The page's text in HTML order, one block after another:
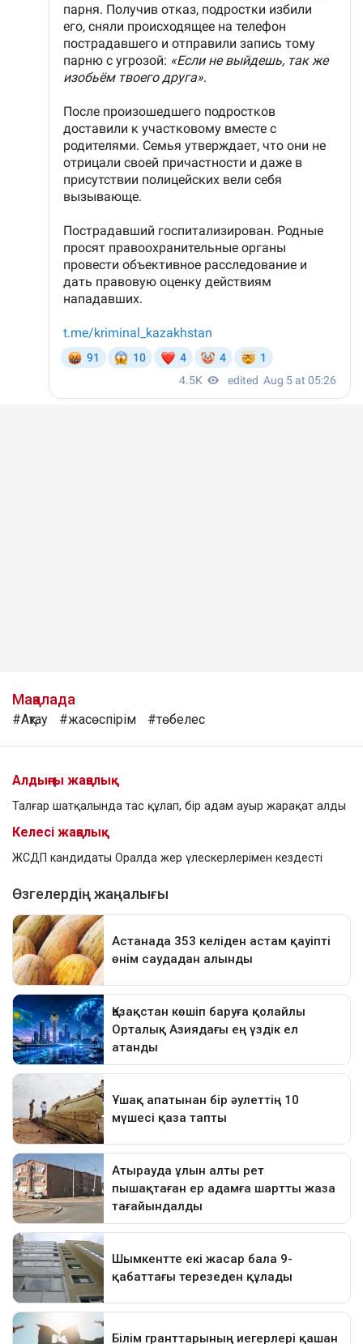
Мақалада
#Ақтау #жасөспірім #төбелес
Алдыңғы жаңалық
Талғар шатқалында тас құлап, бір адам ауыр жарақат алды
Келесі жаңалық
ЖСДП кандидаты Оралда жер үлескерлерімен кездесті